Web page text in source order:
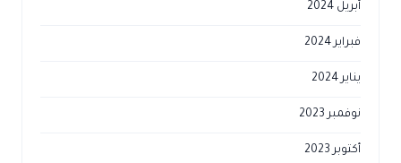
أبريل 2024
فبراير 2024
يناير 2024
نوفمبر 2023
أكتوبر 2023